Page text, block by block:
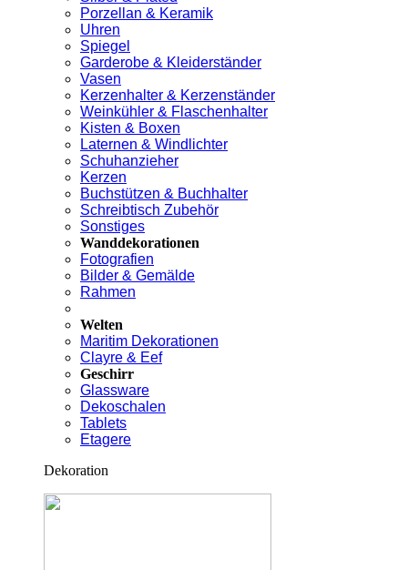
Porzellan & Keramik
Uhren
Spiegel
Garderobe & Kleiderständer
Vasen
Kerzenhalter & Kerzenständer
Weinkühler & Flaschenhalter
Kisten & Boxen
Laternen & Windlichter
Schuhanzieher
Kerzen
Buchstützen & Buchhalter
Schreibtisch Zubehör
Sonstiges
Wanddekorationen
Fotografien
Bilder & Gemälde
Rahmen
Welten
Maritim Dekorationen
Clayre & Eef
Geschirr
Glassware
Dekoschalen
Tablets
Etagere
Dekoration